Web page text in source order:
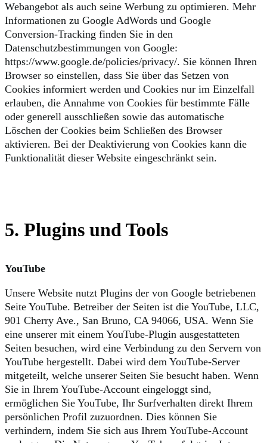
Webangebot als auch seine Werbung zu optimieren. Mehr
Informationen zu Google AdWords und Google
Conversion-Tracking finden Sie in den
Datenschutzbestimmungen von Google:
https://www.google.de/policies/privacy/. Sie können Ihren
Browser so einstellen, dass Sie über das Setzen von
Cookies informiert werden und Cookies nur im Einzelfall
erlauben, die Annahme von Cookies für bestimmte Fälle
oder generell ausschließen sowie das automatische
Löschen der Cookies beim Schließen des Browser
aktivieren. Bei der Deaktivierung von Cookies kann die
Funktionalität dieser Website eingeschränkt sein.
5. Plugins und Tools
YouTube
Unsere Website nutzt Plugins der von Google betriebenen
Seite YouTube. Betreiber der Seiten ist die YouTube, LLC,
901 Cherry Ave., San Bruno, CA 94066, USA. Wenn Sie
eine unserer mit einem YouTube-Plugin ausgestatteten
Seiten besuchen, wird eine Verbindung zu den Servern von
YouTube hergestellt. Dabei wird dem YouTube-Server
mitgeteilt, welche unserer Seiten Sie besucht haben. Wenn
Sie in Ihrem YouTube-Account eingeloggt sind,
ermöglichen Sie YouTube, Ihr Surfverhalten direkt Ihrem
persönlichen Profil zuzuordnen. Dies können Sie
verhindern, indem Sie sich aus Ihrem YouTube-Account